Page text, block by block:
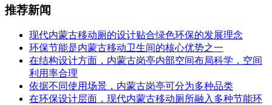
推荐新闻
现代内蒙古移动厕的设计贴合绿色环保的发展理念
环保节能是内蒙古移动卫生间的核心优势之一
在结构设计方面，内蒙古岗亭内部空间布局科学，空间
利用率合理
依据不同使用场景，内蒙古岗亭可分为多种品类
在环保设计层面，现代内蒙古移动厕所融入多种节能环